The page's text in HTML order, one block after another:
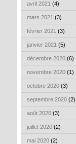
avril 2021 (4)
mars 2021 (3)
février 2021 (3)
janvier 2021 (5)
décembre 2020 (6)
novembre 2020 (1)
octobre 2020 (3)
septembre 2020 (2)
août 2020 (3)
juillet 2020 (2)
mai 2020 (2)